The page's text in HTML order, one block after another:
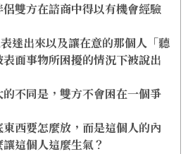
雙方在諮商中得以有機會經驗
達出來以及讓在意的那個人「聽
面事物所困擾的情況下被說出
不同是，雙方不會困在一個爭
西要怎麼放，而是這個人的內
這個人這麼生氣？